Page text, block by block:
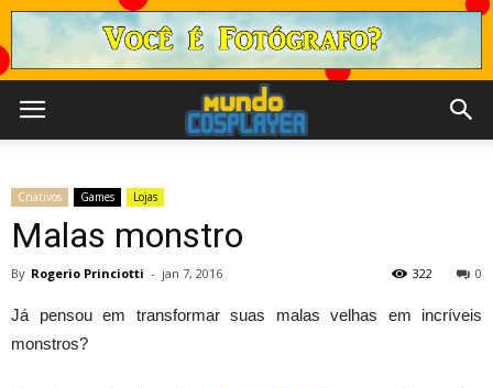
Criativos Games Lojas
Malas monstro
By Rogerio Princiotti - jan 7, 2016 0
322
Já pensou em transformar suas malas velhas em incríveis
monstros?